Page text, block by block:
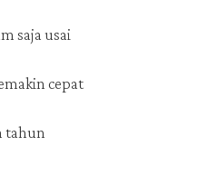
saja usai
cepat
tahun